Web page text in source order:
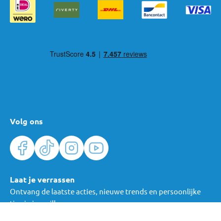
Bij MamaLoes bestel je al je zwangerschapsproducten
eenvoudig, veilig en snel online. We bieden een ruim
Heb je vragen over onze producten of wil je graag advies bij het
Volg ons
Laat je verrassen
Ontvang de laatste acties, nieuwe trends en persoonlijke
tips in je mailbox.